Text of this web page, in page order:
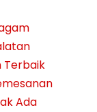
Terbaik
Ada